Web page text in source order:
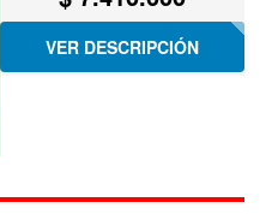
VER DESCRIPCIÓN